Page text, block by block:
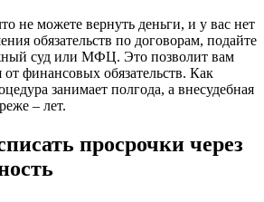
не можете вернуть деньги, и у вас нет
обязательств по договорам, подайте
суд или МФЦ. Это позволит вам
от финансовых обязательств. Как
занимает полгода, а внесудебная
– лет.
просрочки через